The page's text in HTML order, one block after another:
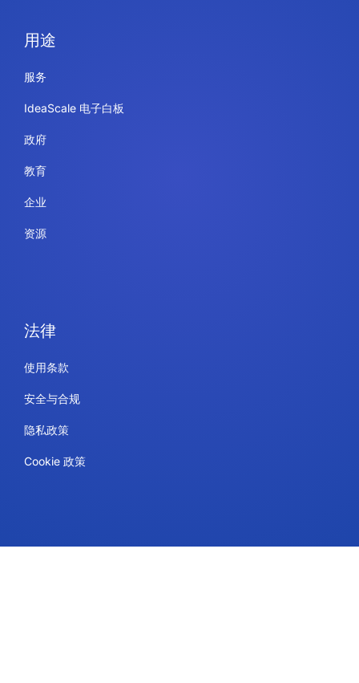
用途
服务
IdeaScale 电子白板
政府
教育
企业
资源
法律
使用条款
安全与合规
隐私政策
Cookie 政策